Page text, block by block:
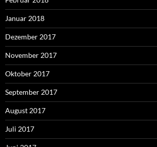
Januar 2018
Dezember 2017
November 2017
Oktober 2017
September 2017
August 2017
Juli 2017